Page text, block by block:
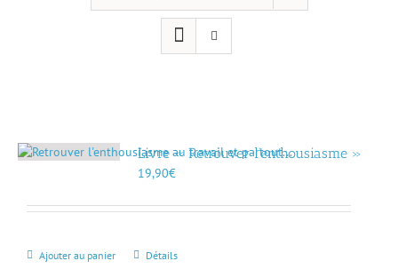
Livre « Retrouver l’enthousiasme »
19,90€
Ajouter au panier Détails